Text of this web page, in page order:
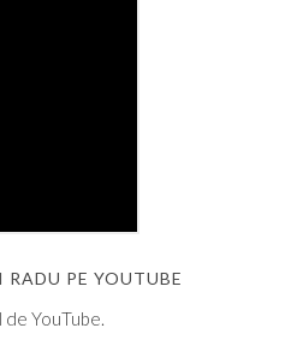
PE YOUTUBE
YouTube.